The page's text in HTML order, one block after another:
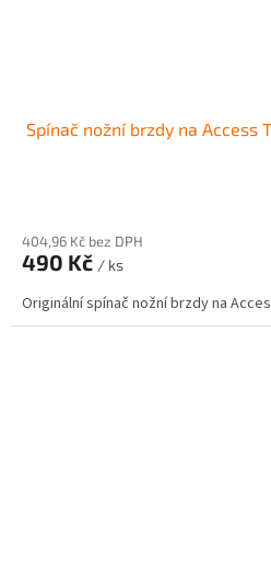
Spínač nožní brzdy na
produktu
je
z
5
404,96 Kč bez DPH
490 Kč / ks
Originální spínač nožní brzdy na